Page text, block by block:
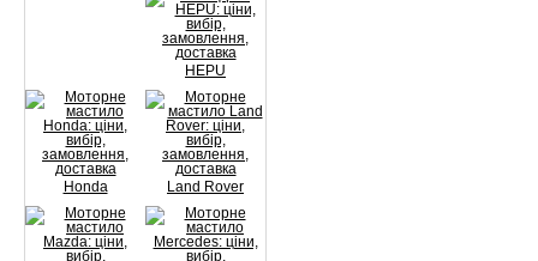
HEPU
Honda Land Rover